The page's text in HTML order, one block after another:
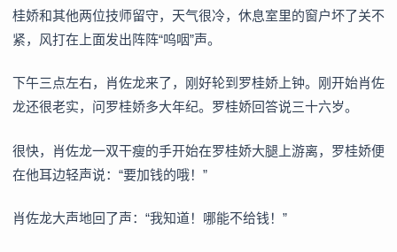
桂娇和其他两位技师留守，天气很冷，休息室里的窗户坏了关不
紧，风打在上面发出阵阵“呜咽”声。
下午三点左右，肖佐龙来了，刚好轮到罗桂娇上钟。刚开始肖佐
龙还很老实，问罗桂娇多大年纪。罗桂娇回答说三十六岁。
很快，肖佐龙一双干瘦的手开始在罗桂娇大腿上游离，罗桂娇便
在他耳边轻声说：“要加钱的哦！”
肖佐龙大声地回了声：“我知道！哪能不给钱！”